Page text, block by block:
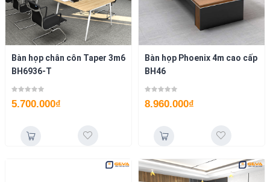
Bàn họp chân côn Taper 3m6
BH6936-T
5.700.000₫
Bàn họp Phoenix 4m cao cấp
BH46
8.960.000₫